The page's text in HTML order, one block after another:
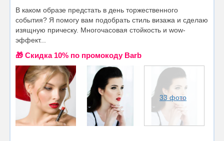
В каком образе предстать в день торжественного
события? Я помогу вам подобрать стиль визажа и сделаю
изящную прическу. Многочасовая стойкость и wow-
эффект...
🎁 Cкидка 10% по промокоду Barb
33 фото